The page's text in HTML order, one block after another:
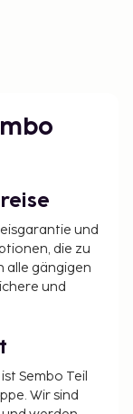
und
die zu
alle gängigen
und
Sembo Teil
Wir sind